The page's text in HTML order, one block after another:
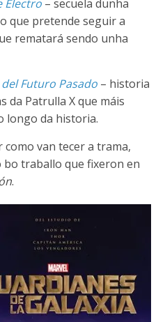
Electro – secuela dunha
que pretende seguir a
rematará sendo unha
Futuro Pasado – historia
da Patrulla X que máis
longo da historia.
van tecer a trama,
bo traballo que fixeron en
.